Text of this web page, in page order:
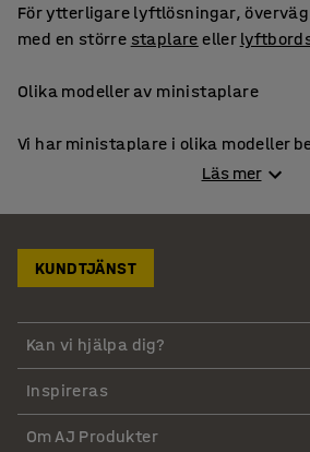
För ytterligare lyftlösningar,
med en större staplare eller
Olika modeller av ministaplare
Vi har ministaplare i olika modeller
Elektrisk ministaplare
Handdriven ministaplare
För lättare last är en manuell
lyftkapacitet ett smidigt alternativ
Små ministaplare med hög
Läs mer
KUNDTJÄNST
Kan vi hjälpa dig?
Inspireras
Om AJ Produkter